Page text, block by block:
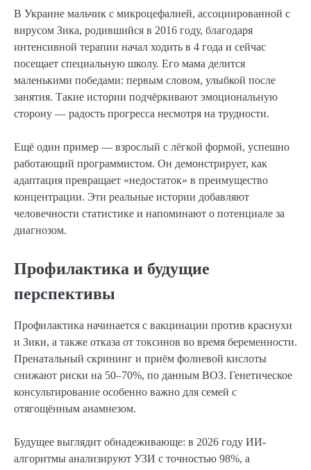
В Украине мальчик с микроцефалией, ассоциированной с
вирусом Зика, родившийся в 2016 году, благодаря
интенсивной терапии начал ходить в 4 года и сейчас
посещает специальную школу. Его мама делится
маленькими победами: первым словом, улыбкой после
занятия. Такие истории подчёркивают эмоциональную
сторону — радость прогресса несмотря на трудности.
Ещё один пример — взрослый с лёгкой формой, успешно
работающий программистом. Он демонстрирует, как
адаптация превращает «недостаток» в преимущество
концентрации. Эти реальные истории добавляют
человечности статистике и напоминают о потенциале за
диагнозом.
Профилактика и будущие
перспективы
Профилактика начинается с вакцинации против краснухи
и Зики, а также отказа от токсинов во время беременности.
Пренатальный скрининг и приём фолиевой кислоты
снижают риски на 50–70%, по данным ВОЗ. Генетическое
консультирование особенно важно для семей с
отягощённым анамнезом.
Будущее выглядит обнадеживающе: в 2026 году ИИ-
алгоритмы анализируют УЗИ с точностью 98%, а